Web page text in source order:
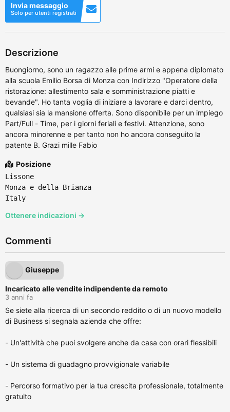
Invia messaggio
Solo per utenti registrati
Descrizione
Buongiorno, sono un ragazzo alle prime armi e appena diplomato
alla scuola Emilio Borsa di Monza con Indirizzo "Operatore della
ristorazione: allestimento sala e somministrazione piatti e
bevande". Ho tanta voglia di iniziare a lavorare e darci dentro,
qualsiasi sia la mansione offerta. Sono disponibile per un impiego
Part/Full - Time, per i giorni feriali e festivi. Attenzione, sono
ancora minorenne e per tanto non ho ancora conseguito la
patente B. Grazi mille Fabio
Posizione
Lissone
Monza e della Brianza
Italy
Ottenere indicazioni →
Commenti
Giuseppe
Incaricato alle vendite indipendente da remoto
3 anni fa
Se siete alla ricerca di un secondo reddito o di un nuovo modello
di Business si segnala azienda che offre:
- Un'attività che puoi svolgere anche da casa con orari flessibili
- Un sistema di guadagno provvigionale variabile
- Percorso formativo per la tua crescita professionale, totalmente
gratuito